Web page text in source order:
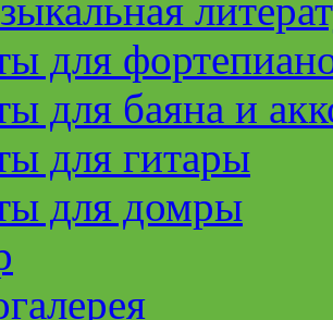
для
для баяна и
для гитары
для домры